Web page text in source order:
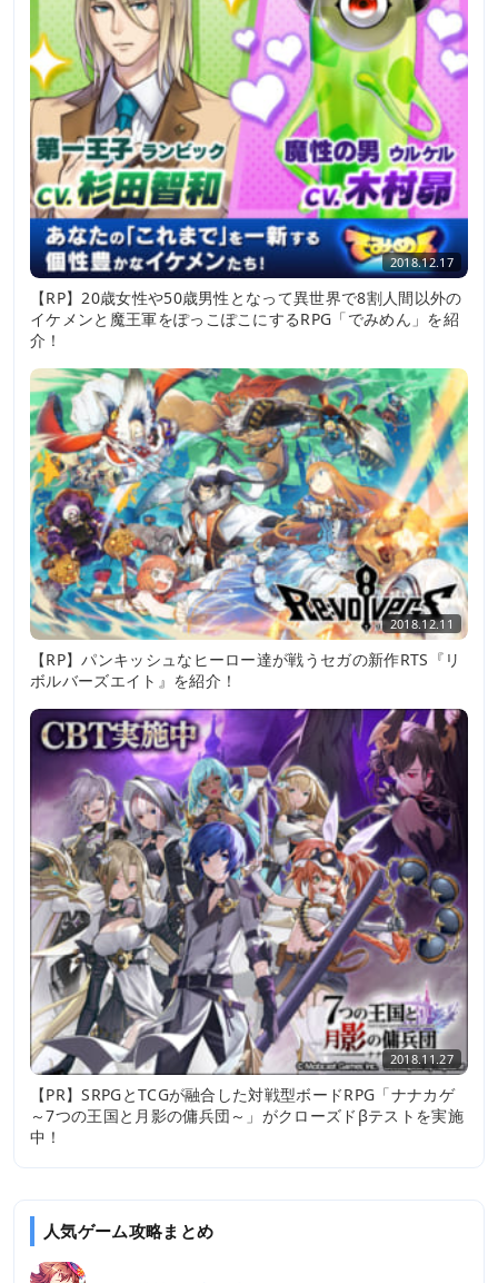
2018.12.17
【RP】20歳女性や50歳男性となって異世界で8割人間以外の
イケメンと魔王軍をぽっこぽこにするRPG「でみめん」を紹
介！
2018.12.11
【RP】パンキッシュなヒーロー達が戦うセガの新作RTS『リ
ボルバーズエイト』を紹介！
2018.11.27
【PR】SRPGとTCGが融合した対戦型ボードRPG「ナナカゲ
～7つの王国と月影の傭兵団～」がクローズドβテストを実施
中！
人気ゲーム攻略まとめ